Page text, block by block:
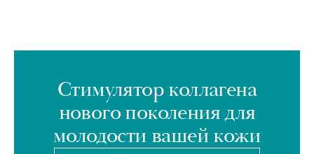
Стимулятор коллагена
нового поколения для
молодости вашей кожи